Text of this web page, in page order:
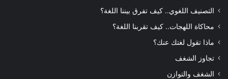
التصنيف اللغوي.. كيف تفرق بيننا اللغة؟
محاكاة اللهجات.. كيف تقربنا اللغة؟
ماذا تقول لغتك عنك؟
تجاوز الشغف
الشغف والتوازن